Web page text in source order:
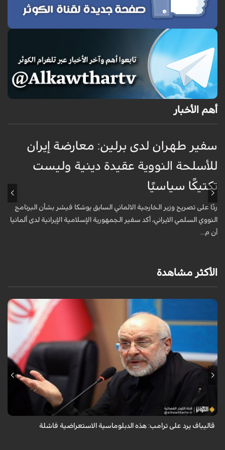
أهم الأخبار
سفير طهران لدى برلين: معارضة إيران
للأسلحة النووية عقيدة دينية وليست
تكتيكًا سياسيًا
ردًا على تصريح وزير الخارجية الالماني السابق يوشكا فيشر بشأن البرنامج
النووي السلمي الايراني، أكد سفير الجمهورية الإسلامية الإيرانية لدى ألمانيا
أن م...
الأكثر مشاهدة
أكد رئيس مجلس الشورى الإسلامي الإيراني أن التصريحات الاستعراضية
والتهديدات المتكررة لم تعد تُجدي نفعاً، واصفاً إياها بالدبلوماسية الفاشلة.
قاليباف يرد على ترامب: هذه الدبلوماسية الاستعراضية فاشلة